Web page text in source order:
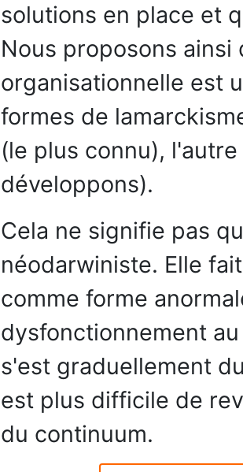
solutions en place et
Nous proposons ainsi
organisationnelle est
formes de
(le plus connu),
développons).
Cela ne signifie pas
néodarwiniste. Elle
comme forme
dysfonctionnement
s'est graduellement
est plus difficile de
du continuum.